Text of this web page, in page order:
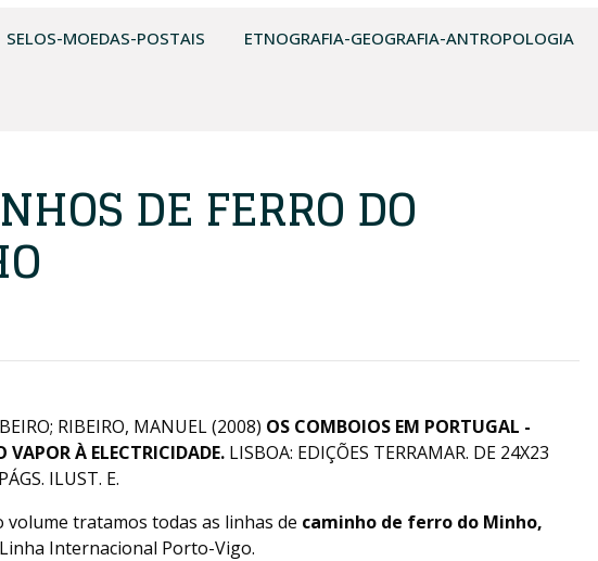
SELOS-MOEDAS-POSTAIS ETNOGRAFIA-GEOGRAFIA-ANTROPOLOGIA
DE FERRO DO
RIBEIRO, MANUEL (2008) OS COMBOIOS EM PORTUGAL -
VAPOR À ELECTRICIDADE. LISBOA: EDIÇÕES TERRAMAR. DE 24X23
ILUST. E.
volume tratamos todas as linhas de caminho de ferro do Minho,
Internacional Porto-Vigo.